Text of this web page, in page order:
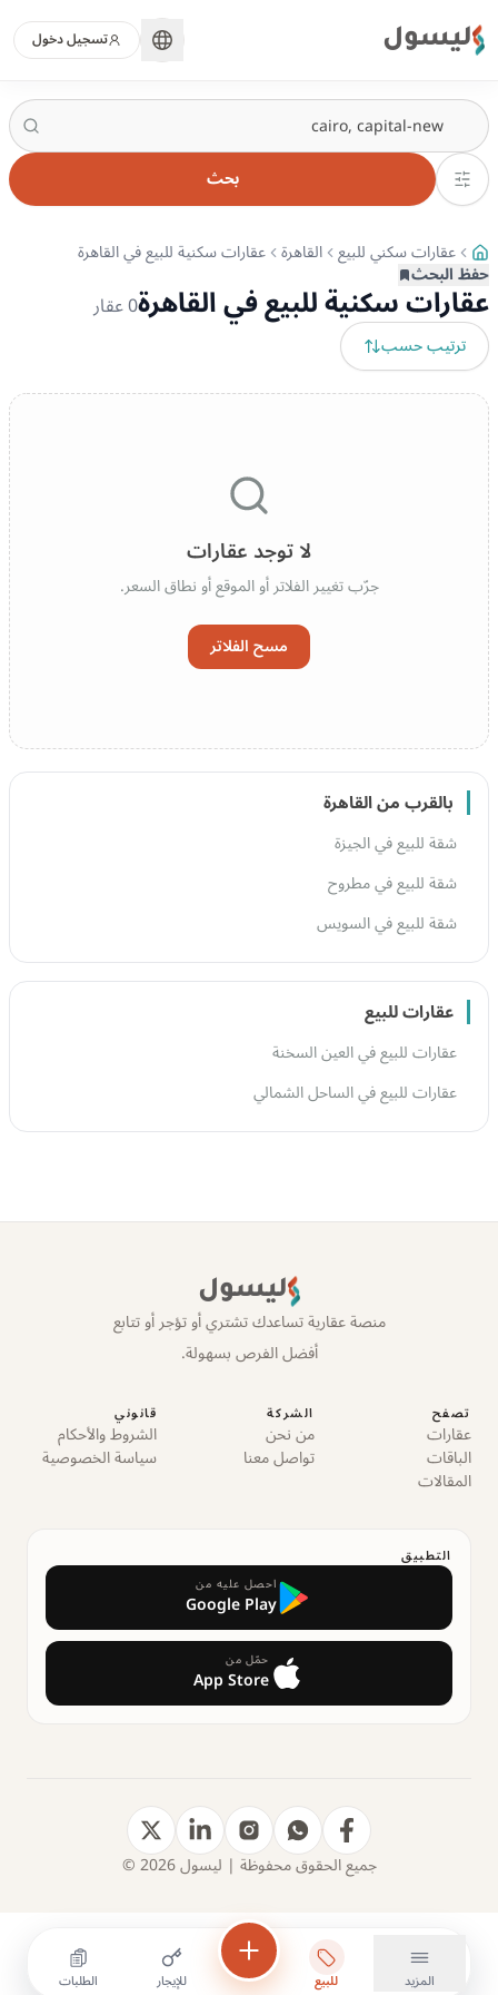
ليسول تسجيل دخول
بحث
عقارات سكني للبيع القاهرة عقارات سكنية للبيع في القاهرة
حفظ البحث
عقارات سكنية للبيع في القاهرة0عقار
ترتيب حسب
لا توجد عقارات
جرّب تغيير الفلاتر أو الموقع أو نطاق السعر.
مسح الفلاتر
بالقرب من القاهرة
شقة للبيع في الجيزة
شقة للبيع في مطروح
شقة للبيع في السويس
عقارات للبيع
عقارات للبيع في العين السخنة
عقارات للبيع في الساحل الشمالي
ليسول
منصة عقارية تساعدك تشتري أو تؤجر أو تتابع
أفضل الفرص بسهولة.
تصفح
عقارات
الباقات
المقالات
الشركة
من نحن
تواصل معنا
قانوني
الشروط والأحكام
سياسة الخصوصية
التطبيق
احصل عليه من
Google Play
حمّل من
App Store
جميع الحقوق محفوظة | ليسول 2026 ©
الطلبات للإيجار للبيع المزيد